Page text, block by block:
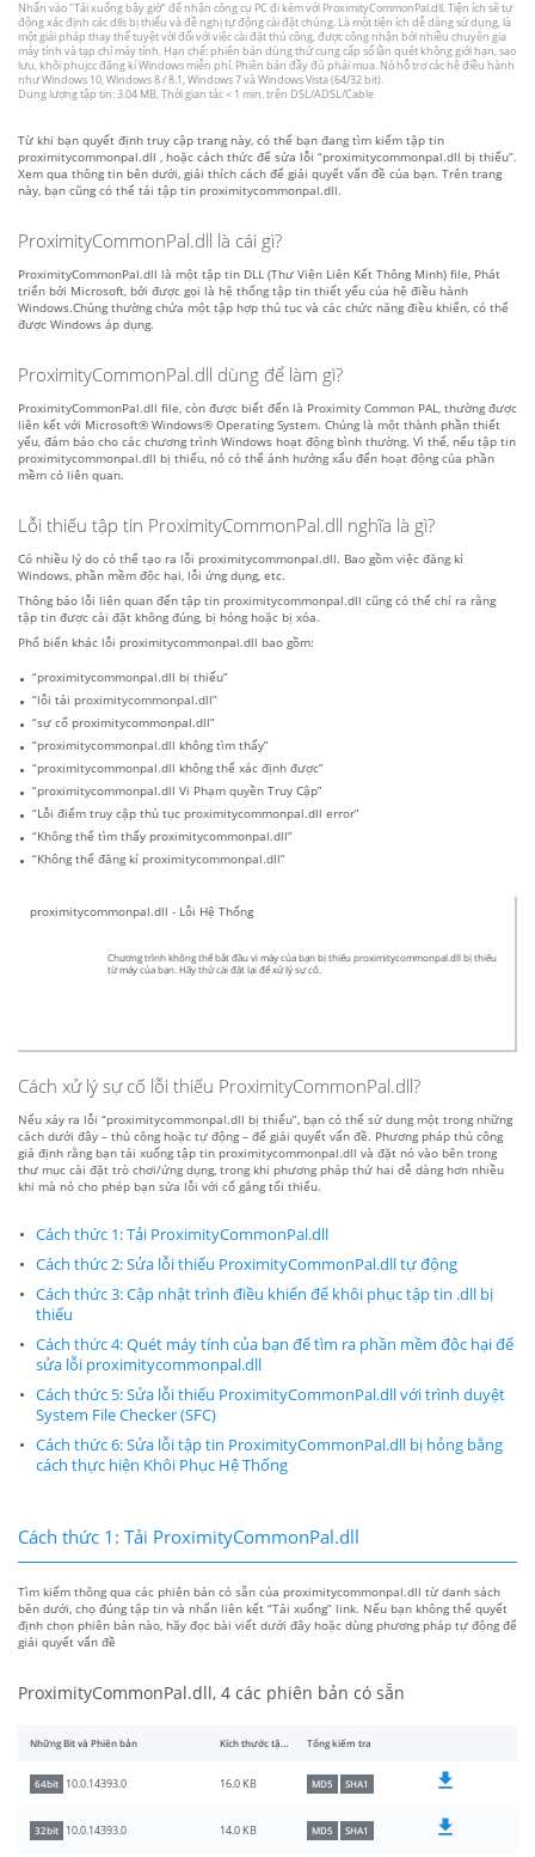
Nhấn vào"Tải xuống bây giờ" để nhận công cụ PC đi kèm với ProximityCommonPal.dll. Tiện ích sẽ tự
động xác định các dlls bị thiếu và đề nghị tự động cài đặt chúng. Là một tiện ích dễ dàng sử dụng, là
một giải pháp thay thế tuyệt vời đối với việc cài đặt thủ công, được công nhận bởi nhiều chuyên gia
máy tính và tạp chí máy tính. Hạn chế: phiên bản dùng thử cung cấp số lần quét không giới hạn, sao
lưu, khôi phujcc đăng kí Windows miễn phí. Phiên bản đầy đủ phải mua. Nó hỗ trợ các hệ điều hành
như Windows 10, Windows 8 / 8.1, Windows 7 và Windows Vista (64/32 bit).
Dung lượng tập tin: 3.04 MB, Thời gian tải: < 1 min. trên DSL/ADSL/Cable
Từ khi bạn quyết định truy cập trang này, có thể bạn đang tìm kiếm tập tin
proximitycommonpal.dll , hoặc cách thức để sửa lỗi “proximitycommonpal.dll bị thiếu”.
Xem qua thông tin bên dưới, giải thích cách để giải quyết vấn đề của bạn. Trên trang
này, bạn cũng có thể tải tập tin proximitycommonpal.dll.
ProximityCommonPal.dll là cái gì?
ProximityCommonPal.dll là một tập tin DLL (Thư Viện Liên Kết Thông Minh) file, Phát
triển bởi Microsoft, bởi được gọi là hệ thống tập tin thiết yếu của hệ điều hành
Windows.Chúng thường chứa một tập hợp thủ tục và các chức năng điều khiển, có thể
được Windows áp dụng.
ProximityCommonPal.dll dùng để làm gì?
ProximityCommonPal.dll file, còn được biết đến là Proximity Common PAL, thường được
liên kết với Microsoft® Windows® Operating System. Chúng là một thành phần thiết
yếu, đảm bảo cho các chương trình Windows hoạt động bình thường. Vì thế, nếu tập tin
proximitycommonpal.dll bị thiếu, nó có thể ảnh hưởng xấu đến hoạt động của phần
mềm có liên quan.
Lỗi thiếu tập tin ProximityCommonPal.dll nghĩa là gì?
Có nhiều lý do có thể tạo ra lỗi proximitycommonpal.dll. Bao gồm việc đăng kí
Windows, phần mềm độc hại, lỗi ứng dụng, etc.
Thông báo lỗi liên quan đến tập tin proximitycommonpal.dll cũng có thể chỉ ra rằng
tập tin được cài đặt không đúng, bị hỏng hoặc bị xóa.
Phổ biến khác lỗi proximitycommonpal.dll bao gồm:
“proximitycommonpal.dll bị thiếu”
“lỗi tải proximitycommonpal.dll”
“sự cố proximitycommonpal.dll”
“proximitycommonpal.dll không tìm thấy”
“proximitycommonpal.dll không thể xác định được”
“proximitycommonpal.dll Vi Phạm quyền Truy Cập”
“Lỗi điểm truy cập thủ tục proximitycommonpal.dll error”
“Không thể tìm thấy proximitycommonpal.dll”
“Không thể đăng kí proximitycommonpal.dll”
proximitycommonpal.dll - Lỗi Hệ Thống
Chương trình không thể bắt đầu vì máy của bạn bị thiếu proximitycommonpal.dll bị thiếu
từ máy của bạn. Hãy thử cài đặt lại để xử lý sự cố.
Cách xử lý sự cố lỗi thiếu ProximityCommonPal.dll?
Nếu xảy ra lỗi “proximitycommonpal.dll bị thiếu”, bạn có thể sử dụng một trong những
cách dưới đây – thủ công hoặc tự động – để giải quyết vấn đề. Phương pháp thủ công
giả định rằng bạn tải xuống tập tin proximitycommonpal.dll và đặt nó vào bên trong
thư mục cài đặt trò chơi/ứng dụng, trong khi phương pháp thứ hai dễ dàng hơn nhiều
khi mà nó cho phép bạn sửa lỗi với cố gắng tối thiểu.
Cách thức 1: Tải ProximityCommonPal.dll
Cách thức 2: Sửa lỗi thiếu ProximityCommonPal.dll tự động
Cách thức 3: Cập nhật trình điều khiển để khôi phục tập tin .dll bị
thiếu
Cách thức 4: Quét máy tính của bạn để tìm ra phần mềm độc hại để
sửa lỗi proximitycommonpal.dll
Cách thức 5: Sửa lỗi thiếu ProximityCommonPal.dll với trình duyệt
System File Checker (SFC)
Cách thức 6: Sửa lỗi tập tin ProximityCommonPal.dll bị hỏng bằng
cách thực hiện Khôi Phục Hệ Thống
Cách thức 1: Tải ProximityCommonPal.dll
Tìm kiếm thông qua các phiên bản có sẵn của proximitycommonpal.dll từ danh sách
bên dưới, chọ đúng tập tin và nhấn liên kết “Tải xuống” link. Nếu bạn không thể quyết
định chọn phiên bản nào, hãy đọc bài viết dưới đây hoặc dùng phương pháp tự động để
giải quyết vấn đề
ProximityCommonPal.dll, 4 các phiên bản có sẵn
Những Bit và Phiên bản Kích thước tập tin Tổng kiểm tra
64bit 10.0.14393.0 16.0 KB MD5 SHA1
32bit 10.0.14393.0 14.0 KB MD5 SHA1